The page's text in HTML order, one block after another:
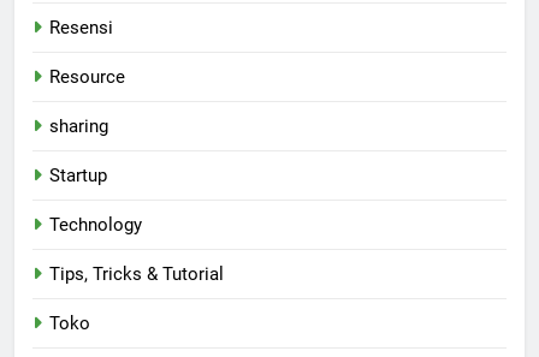
Resensi
Resource
sharing
Startup
Technology
Tips, Tricks & Tutorial
Toko